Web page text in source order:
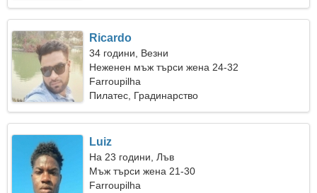
Ricardo
34 години, Везни
Неженен мъж търси жена 24-32
Farroupilha
Пилатес, Градинарство
Luiz
На 23 години, Лъв
Мъж търси жена 21-30
Farroupilha